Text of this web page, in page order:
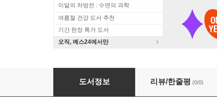
이달의 처방전 : 수면의 과학
여름철 건강 도서 추천
기간 한정 특가 도서
오직, 예스24에서만
손으로 되돌리는 얼굴윤곽
도서정보 리뷰/한줄평 (0/0)